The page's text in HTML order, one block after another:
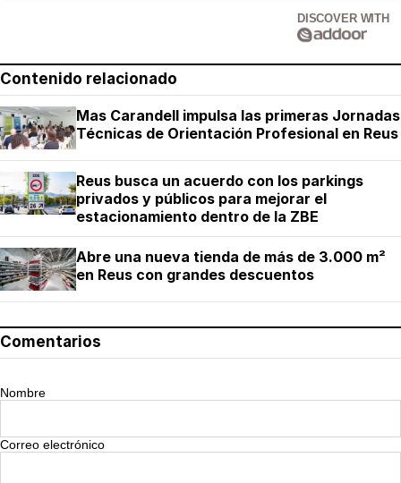
DISCOVER WITH
Contenido relacionado
Mas Carandell impulsa las primeras Jornadas
Técnicas de Orientación Profesional en Reus
Reus busca un acuerdo con los parkings
privados y públicos para mejorar el
estacionamiento dentro de la ZBE
Abre una nueva tienda de más de 3.000 m²
en Reus con grandes descuentos
Comentarios
Nombre
Correo electrónico